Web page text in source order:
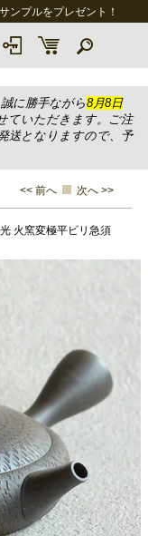
ンプルをプレゼント！
に勝手ながら8月8日
ていただきます。ご注
送となりますので、予
<< 前へ 次へ >>
火窯変極平ビリ急須